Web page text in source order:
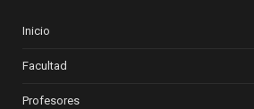
Inicio
Facultad
Profesores